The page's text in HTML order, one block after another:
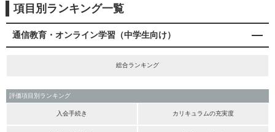
項目別ランキング一覧
通信教育・オンライン学習（中学生向け）
総合ランキング
評価項目別ランキング
入会手続き カリキュラムの充実度